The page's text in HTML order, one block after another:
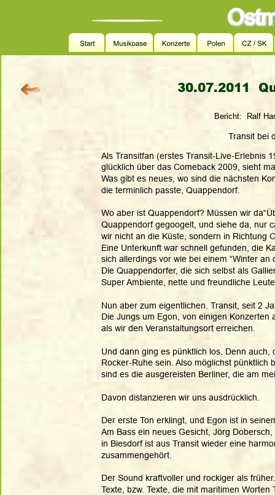
30.07.2011
Bericht:  Ralf
Transit bei
Als Transitfan (erstes Transit-Live-Erlebnis
glücklich über das Comeback 2009, sieht
Was gibt es neues, wo sind die nächsten
die terminlich passte, Quappendorf.
Wo aber ist Quappendorf? Müssen wir
Quappendorf gegoogelt, und siehe da, nur
wir nicht an die Küste, sondern in Richtung
Eine Unterkunft war schnell gefunden, die
sich allerdings vor wie bei einem “Winter
Die Quappendorfer, die sich selbst als
Super Ambiente, nette und freundliche
Nun aber zum eigentlichen. Transit, seit 2
Die Jungs um Egon, von einigen
als wir den Veranstaltungsort erreichen.
Und dann ging es pünktlich los. Denn
Rocker-Ruhe sein. Also möglichst
sind es die ausgereisten Berliner, die am
Davon distanzieren wir uns ausdrücklich.
Der erste Ton erklingt, und Egon ist in
Am Bass ein neues Gesicht, Jörg
in Biesdorf ist aus Transit wieder eine
zusammengehört.
Der Sound kraftvoller und rockiger als
Texte, bzw. Texte, die mit maritimen